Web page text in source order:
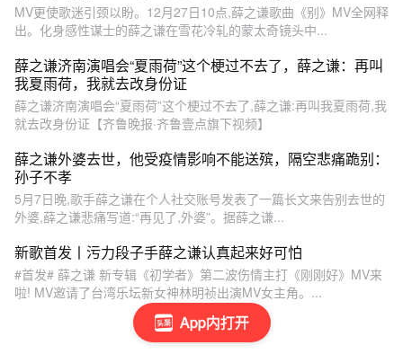
App内打开
MV更使歌迷引颈以盼。12月27日10点,薛之谦歌曲《别》MV全网释
出。化身感性谋士的薛之谦在雪花冷轧的蒙太奇镜头中...
薛之谦济南演唱会“夏雨荷”这个梗过不去了，薛之谦：再叫
我夏雨荷，我就去改身份证
薛之谦济南演唱会“夏雨荷”这个梗过不去了,薛之谦:再叫我夏雨荷,我
就去改身份证【齐鲁晚报·齐鲁壹点旗下视频】
薛之谦外婆去世，他受疫情影响不能送殡，隔空悲痛跪别：
孙子不孝
5月7日晚,歌手薛之谦在个人社交账号发表了一篇长文来告别去世的
外婆,薛之谦悲痛写道:“再见了,外婆”。据薛之谦...
新歌首发丨污力段子手薛之谦认真起来好可怕
#首发# 薛之谦 新专辑《初学者》第二波伤情主打《刚刚好》MV来
啦! MV邀请了台湾乐坛新女神林明祯出演MV女主角。...